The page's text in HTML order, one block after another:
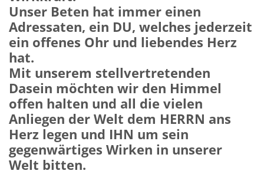
Unser Beten hat immer einen
Adressaten, ein DU, welches jederzeit
ein offenes Ohr und liebendes Herz
hat.
Mit unserem stellvertretenden
Dasein möchten wir den Himmel
offen halten und all die vielen
Anliegen der Welt dem HERRN ans
Herz legen und IHN um sein
gegenwärtiges Wirken in unserer
Welt bitten.